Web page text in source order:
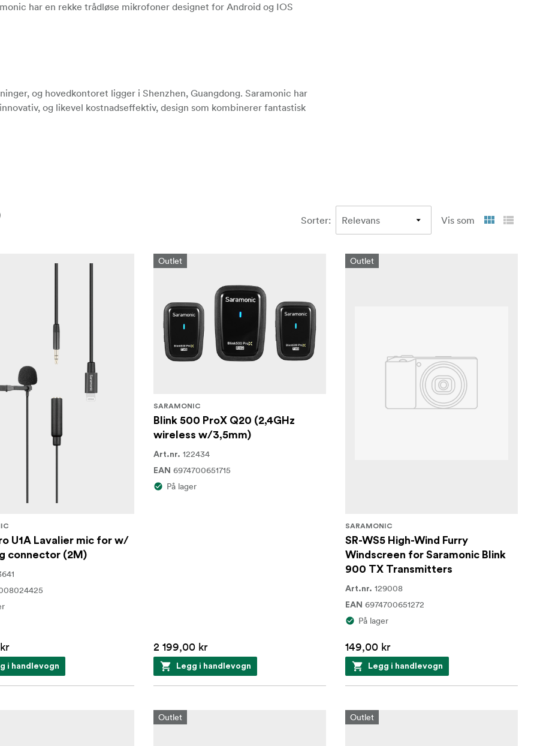
har en rekke trådløse mikrofoner designet for Android og IOS
og hovedkontoret ligger i Shenzhen, Guangdong. Saramonic har
og likevel kostnadseffektiv, design som kombinerer fantastisk
Sorter: Vis som
U1A Lavalier mic for w/
connector (2M)
i handlevogn
Outlet
SARAMONIC
Blink 500 ProX Q20 (2,4GHz
wireless w/3,5mm)
Art.nr. 122434
EAN 6974700651715
På lager
2 199,00 kr
Legg i handlevogn
Outlet
SARAMONIC
SR-WS5 High-Wind Furry
Windscreen for Saramonic Blink
900 TX Transmitters
Art.nr. 129008
EAN 6974700651272
På lager
149,00 kr
Legg i handlevogn
Outlet Outlet